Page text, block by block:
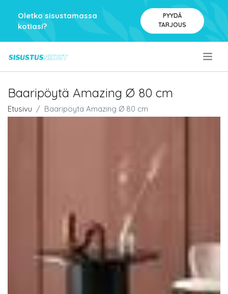
Oletko sisustamassa
kotiasi?
PYYDÄ
TARJOUS
Baaripöytä Amazing Ø 80 cm
Etusivu Baaripöytä Amazing Ø 80 cm